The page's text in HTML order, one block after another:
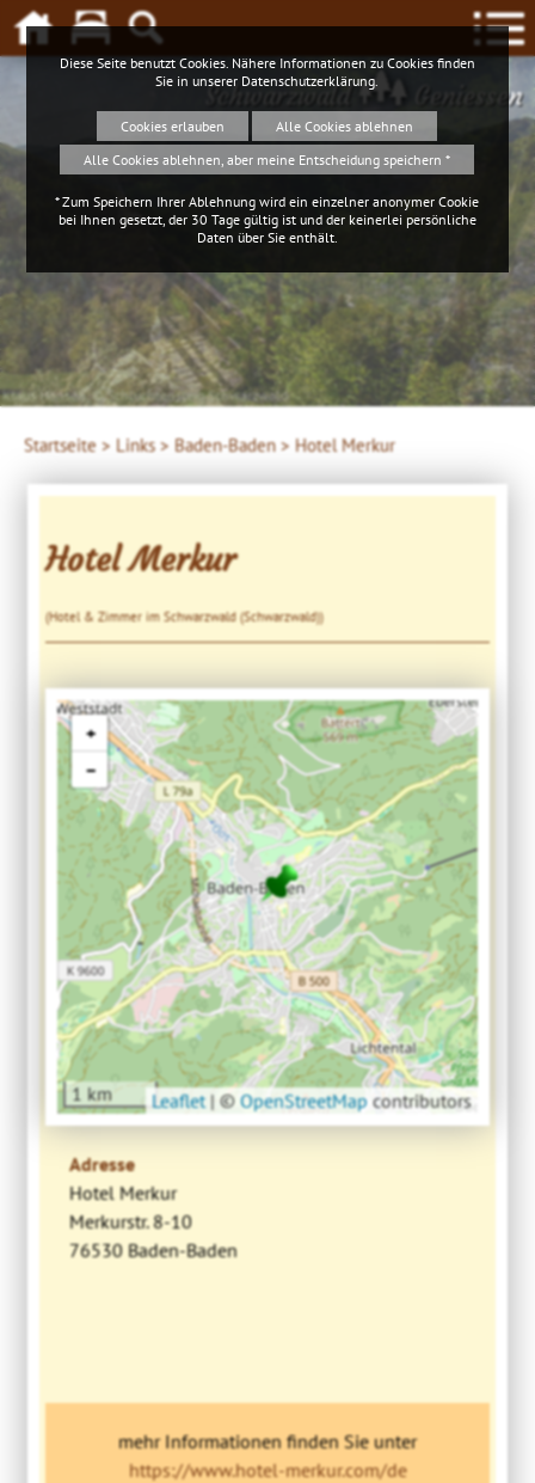
Schwarzwald Geniessen
Klaus Hansen, © Schluchtensteig Schwarzwald
Startseite > Links > Baden-Baden > Hotel Merkur
Hotel Merkur
(Hotel & Zimmer im Schwarzwald (Schwarzwald))
+
−
1 km Leaflet |©OpenStreetMap contributors
Adresse
Hotel Merkur
Merkurstr. 8-10
76530 Baden-Baden
mehr Informationen finden Sie unter
https://www.hotel-merkur.com/de
Diese Seite benutzt Cookies. Nähere Informationen zu Cookies finden
Sie in unserer Datenschutzerklärung
Cookies erlauben
Alle Cookies ablehnen
Alle Cookies ablehnen, aber meine Entscheidung speichern *
* Zum Speichern Ihrer Ablehnung wird ein einzelner anonymer Cookie
bei Ihnen gesetzt, der 30 Tage gültig ist und der keinerlei persönliche
Daten über Sie enthält.